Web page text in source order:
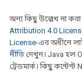
অন্য কিছু উল্লেখ না
Attribution 4.0
License-এর অধীনে
নীতি দেখুন। Java হল
ট্রেডমার্ক। কিছু কন্টেন্ট